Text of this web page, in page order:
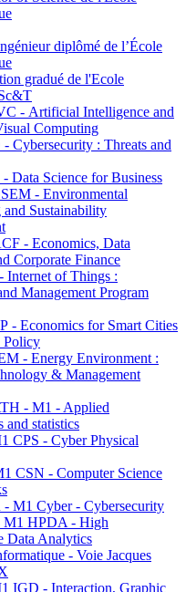
diplômé de l’École
gradué de l'Ecole
- Artificial Intelligence and
Computing
Cybersecurity : Threats and
Data Science for Business
- Environmental
and Sustainability
- Economics, Data
Corporate Finance
Internet of Things :
Management Program
- Economics for Smart Cities
Policy
- Energy Environment :
& Management
- M1 - Applied
and statistics
CPS - Cyber Physical
CSN - Computer Science
M1 Cyber - Cybersecurity
HPDA - High
Data Analytics
- Voie Jacques
IGD - Interaction, Graphic